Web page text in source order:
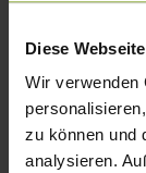
Diese
Wir verwenden
zu können und
analysieren.